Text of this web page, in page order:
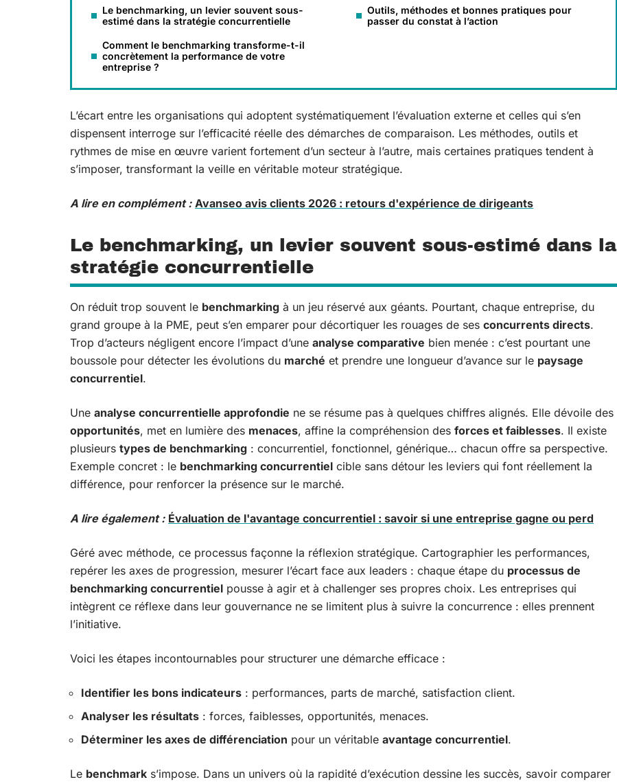
Le benchmarking, un levier souvent sous-
estimé dans la stratégie concurrentielle
Comment le benchmarking transforme-t-il
concrètement la performance de votre
entreprise ?
Outils, méthodes et bonnes pratiques pour
passer du constat à l’action
L’écart entre les organisations qui adoptent systématiquement l’évaluation externe et celles qui s’en
dispensent interroge sur l’efficacité réelle des démarches de comparaison. Les méthodes, outils et
rythmes de mise en œuvre varient fortement d’un secteur à l’autre, mais certaines pratiques tendent à
s’imposer, transformant la veille en véritable moteur stratégique.
A lire en complément : Avanseo avis clients 2026 : retours d'expérience de dirigeants
Le benchmarking, un levier souvent sous-estimé dans la
stratégie concurrentielle
On réduit trop souvent le benchmarking à un jeu réservé aux géants. Pourtant, chaque entreprise, du
grand groupe à la PME, peut s’en emparer pour décortiquer les rouages de ses concurrents directs.
Trop d’acteurs négligent encore l’impact d’une analyse comparative bien menée : c’est pourtant une
boussole pour détecter les évolutions du marché et prendre une longueur d’avance sur le paysage
concurrentiel.
Une analyse concurrentielle approfondie ne se résume pas à quelques chiffres alignés. Elle dévoile des
opportunités, met en lumière des menaces, affine la compréhension des forces et faiblesses. Il existe
plusieurs types de benchmarking : concurrentiel, fonctionnel, générique… chacun offre sa perspective.
Exemple concret : le benchmarking concurrentiel cible sans détour les leviers qui font réellement la
différence, pour renforcer la présence sur le marché.
A lire également : Évaluation de l'avantage concurrentiel : savoir si une entreprise gagne ou perd
Géré avec méthode, ce processus façonne la réflexion stratégique. Cartographier les performances,
repérer les axes de progression, mesurer l’écart face aux leaders : chaque étape du processus de
benchmarking concurrentiel pousse à agir et à challenger ses propres choix. Les entreprises qui
intègrent ce réflexe dans leur gouvernance ne se limitent plus à suivre la concurrence : elles prennent
l’initiative.
Voici les étapes incontournables pour structurer une démarche efficace :
Identifier les bons indicateurs : performances, parts de marché, satisfaction client.
Analyser les résultats : forces, faiblesses, opportunités, menaces.
Déterminer les axes de différenciation pour un véritable avantage concurrentiel.
Le benchmark s’impose. Dans un univers où la rapidité d’exécution dessine les succès, savoir comparer